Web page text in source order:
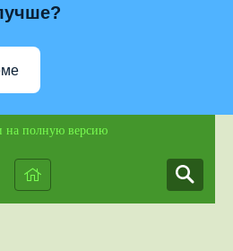
на полную версию